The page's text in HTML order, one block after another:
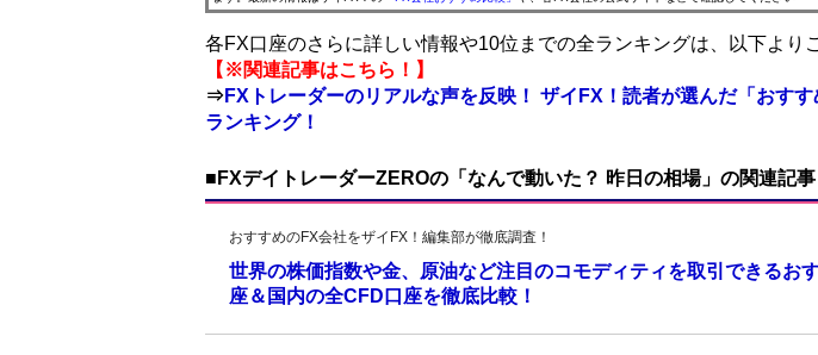
各FX口座のさらに詳しい情報や10位までの全ランキングは、以下より
【※関連記事はこちら！】
⇒FXトレーダーのリアルな声を反映！ ザイFX！読者が選んだ「おす
ランキング！
■FXデイトレーダーZEROの「なんで動いた？ 昨日の相場」の関連記事
おすすめのFX会社をザイFX！編集部が徹底調査！
世界の株価指数や金、原油など注目のコモディティを取引できるお
座＆国内の全CFD口座を徹底比較！